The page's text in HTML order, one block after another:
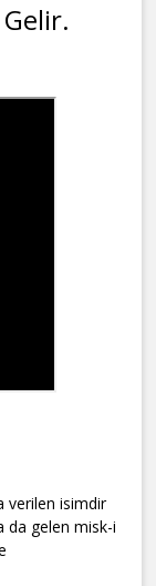
verilen isimdir
da gelen misk-i